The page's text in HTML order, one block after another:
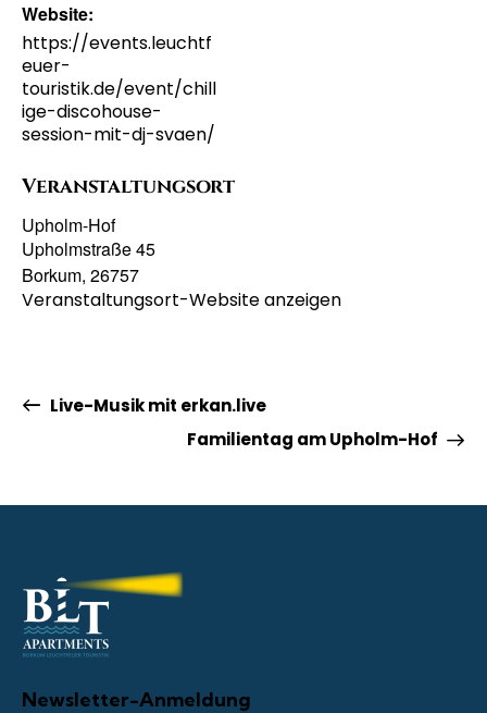
Website:
https://events.leuchtf
euer-
touristik.de/event/chill
ige-discohouse-
session-mit-dj-svaen/
Veranstaltungsort
Upholm-Hof
Upholmstraße 45
Borkum, 26757
Veranstaltungsort-Website anzeigen
Live-Musik mit erkan.live
Familientag am Upholm-Hof
Newsletter-Anmeldung